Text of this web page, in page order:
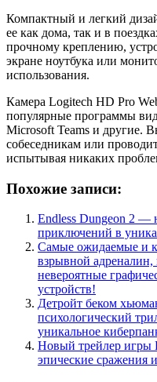
Компактный и легкий
ее как дома, так и в
прочному креплению,
экране ноутбука или
использования.
Камера Logitech HD Pro
популярные программы
Microsoft Teams и другие.
собеседникам или
испытывая никаких
Похожие записи:
Endless Dungeon 2 —
приключений в
Самые ожидаемые и
взрывной
невероятные
устройств!
Детройт беком
психологический
уникальное
Новый трейлер игры
эпические сражения